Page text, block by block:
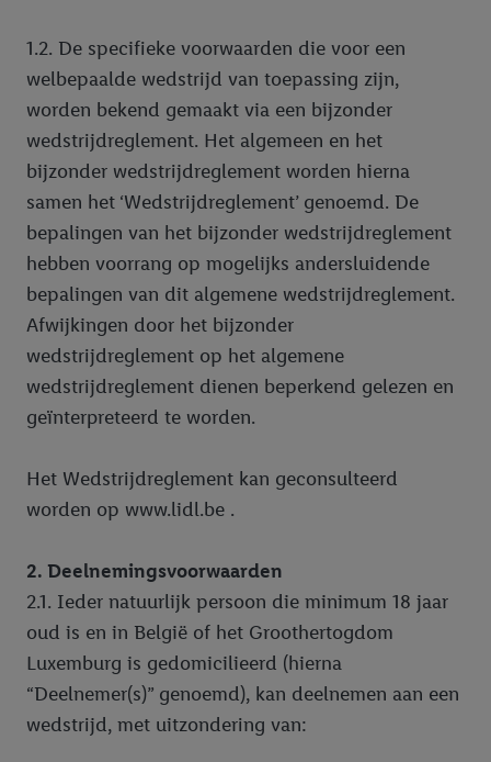
1.2. De specifieke voorwaarden die voor een
welbepaalde wedstrijd van toepassing zijn,
worden bekend gemaakt via een bijzonder
wedstrijdreglement. Het algemeen en het
bijzonder wedstrijdreglement worden hierna
samen het ‘Wedstrijdreglement’ genoemd. De
bepalingen van het bijzonder wedstrijdreglement
hebben voorrang op mogelijks andersluidende
bepalingen van dit algemene wedstrijdreglement.
Afwijkingen door het bijzonder
wedstrijdreglement op het algemene
wedstrijdreglement dienen beperkend gelezen en
geïnterpreteerd te worden.
Het Wedstrijdreglement kan geconsulteerd
worden op www.lidl.be .
2. Deelnemingsvoorwaarden
2.1. Ieder natuurlijk persoon die minimum 18 jaar
oud is en in België of het Groothertogdom
Luxemburg is gedomicilieerd (hierna
“Deelnemer(s)” genoemd), kan deelnemen aan een
wedstrijd, met uitzondering van: